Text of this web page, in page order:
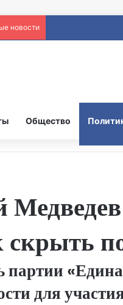
новости
Общество
партии
для